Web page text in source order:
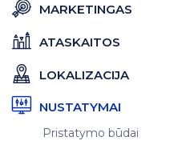
MARKETINGAS
ATASKAITOS
LOKALIZACIJA
NUSTATYMAI
Pristatymo būdai